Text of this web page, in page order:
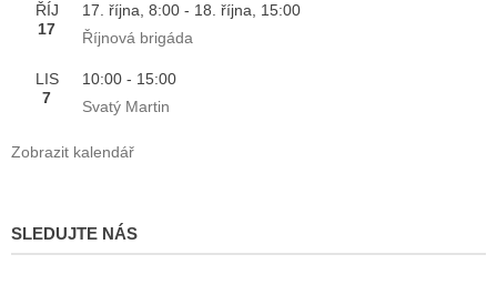
ŘÍJ
17
17. října, 8:00 - 18. října, 15:00
Říjnová brigáda
LIS
7
10:00 - 15:00
Svatý Martin
Zobrazit kalendář
SLEDUJTE NÁS